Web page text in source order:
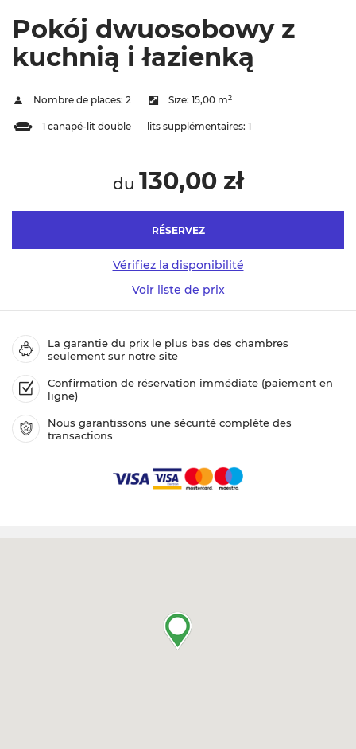
Pokój dwuosobowy z
kuchnią i łazienką
Nombre de places: 2 Size: 15,00 m2
1 canapé-lit double lits supplémentaires: 1
du 130,00 zł
RÉSERVEZ
Vérifiez la disponibilité
Voir liste de prix
La garantie du prix le plus bas des chambres
seulement sur notre site
Confirmation de réservation immédiate (paiement en
ligne)
Nous garantissons une sécurité complète des
transactions